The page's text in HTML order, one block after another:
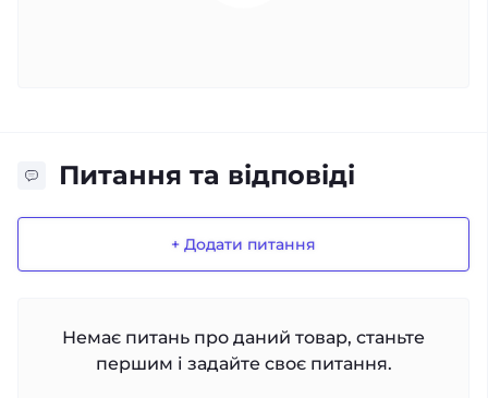
Питання та відповіді
+ Додати питання
Немає питань про даний товар, станьте
першим і задайте своє питання.